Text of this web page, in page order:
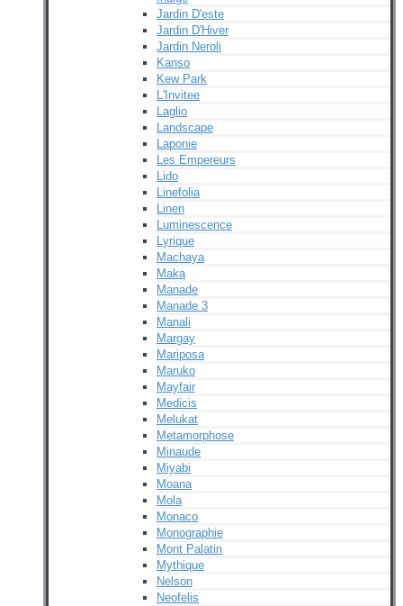
Jardin D'este
Jardin D'Hiver
Jardin Neroli
Kanso
Kew Park
L'Invitee
Laglio
Landscape
Laponie
Les Empereurs
Lido
Linefolia
Linen
Luminescence
Lyrique
Machaya
Maka
Manade
Manade 3
Manali
Margay
Mariposa
Maruko
Mayfair
Medicis
Melukat
Metamorphose
Minaude
Miyabi
Moana
Mola
Monaco
Monographie
Mont Palatin
Mythique
Nelson
Neofelis